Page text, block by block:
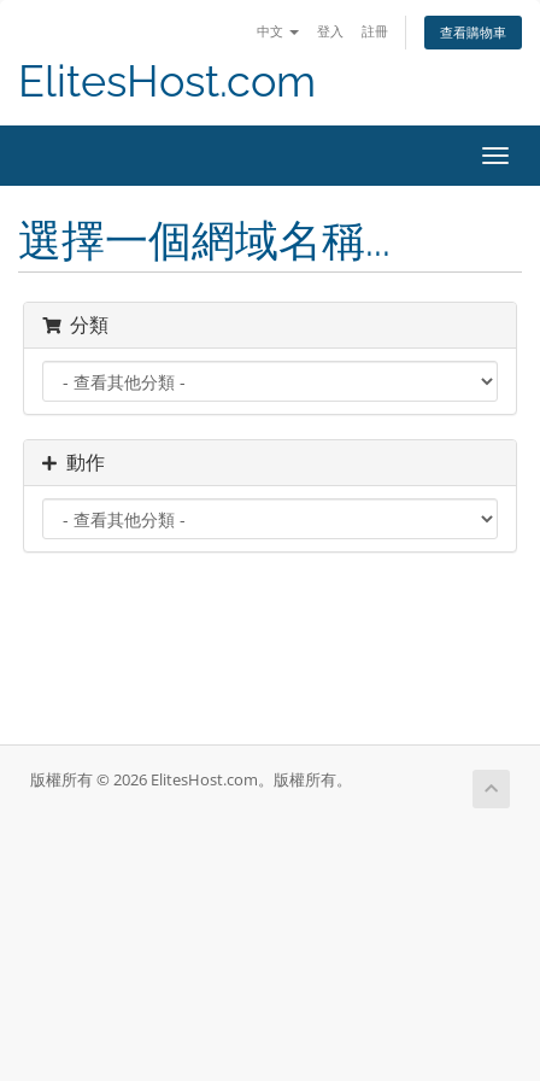
中文 登入 註冊 查看購物車
ElitesHost.com
切
換
選擇一個網域名稱...
分類
動作
版權所有 © 2026 ElitesHost.com。版權所有。